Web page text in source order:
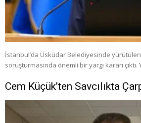
İstanbul’da Üsküdar Belediyesinde
soruşturmasında önemli bir yargı kararı çıktı.
Cem Küçük’ten Savcılıkta